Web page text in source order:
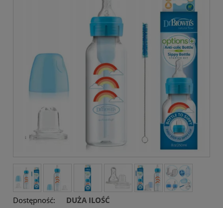
Dostępność:
DUŻA ILOŚĆ